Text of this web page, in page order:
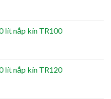
lít nắp kín TR100
lít nắp kín TR120